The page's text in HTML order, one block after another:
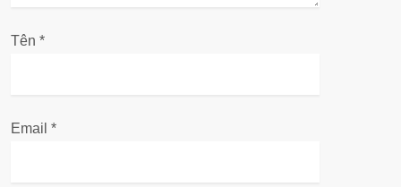
i
t
Tên *
Email *